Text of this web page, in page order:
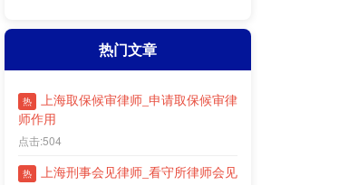
热门文章
热
上海取保候审律师_申请取保候审律
师作用
点击:504
热 上海刑事会见律师_看守所律师会见